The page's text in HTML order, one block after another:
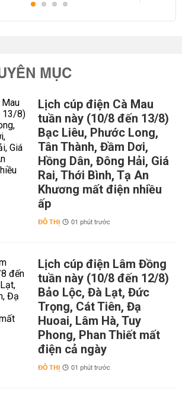
MỤC
Lịch cúp điện Cà Mau
tuần này (10/8 đến 13/8)
Bạc Liêu, Phước Long,
Tân Thành, Đầm Dơi,
Hồng Dân, Đông Hải, Giá
Rai, Thới Bình, Tạ An
Khương mất điện nhiều
ấp
ĐÔ THỊ 01 phút trước
Lịch cúp điện Lâm Đồng
tuần này (10/8 đến 12/8)
Bảo Lộc, Đà Lạt, Đức
Trọng, Cát Tiên, Đạ
Huoai, Lâm Hà, Tuy
Phong, Phan Thiết mất
điện cả ngày
ĐÔ THỊ 01 phút trước